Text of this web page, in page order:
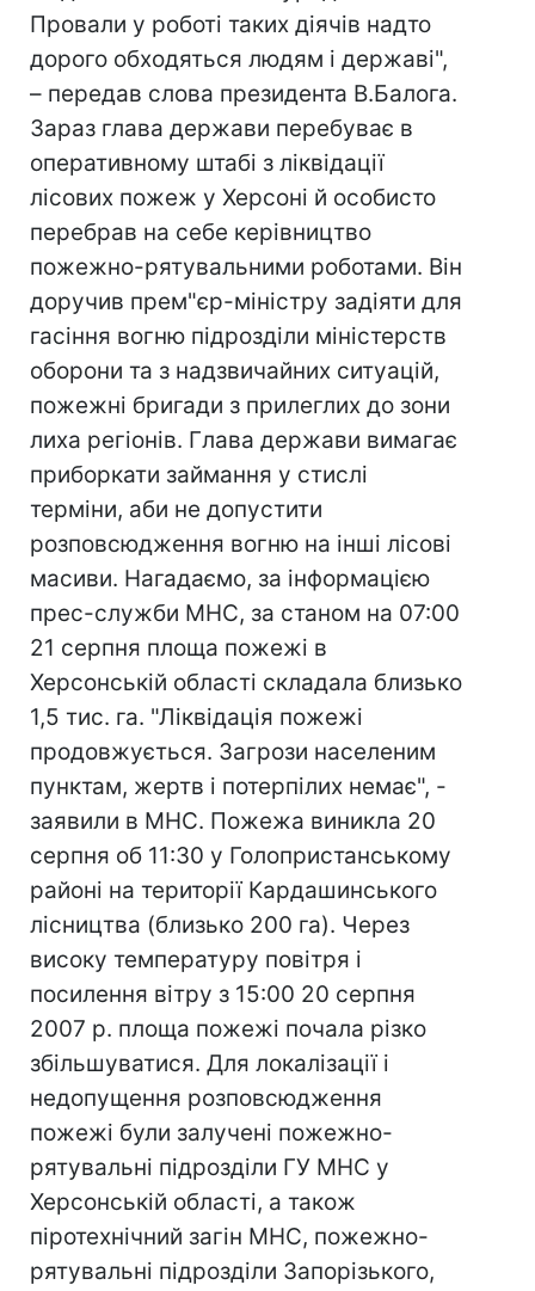
Провали у роботі таких діячів надто
дорого обходяться людям і державі",
– передав слова президента В.Балога.
Зараз глава держави перебуває в
оперативному штабі з ліквідації
лісових пожеж у Херсоні й особисто
перебрав на себе керівництво
пожежно-рятувальними роботами. Він
доручив прем"єр-міністру задіяти для
гасіння вогню підрозділи міністерств
оборони та з надзвичайних ситуацій,
пожежні бригади з прилеглих до зони
лиха регіонів. Глава держави вимагає
приборкати займання у стислі
терміни, аби не допустити
розповсюдження вогню на інші лісові
масиви. Нагадаємо, за інформацією
прес-служби МНС, за станом на 07:00
21 серпня площа пожежі в
Херсонській області складала близько
1,5 тис. га. "Ліквідація пожежі
продовжується. Загрози населеним
пунктам, жертв і потерпілих немає", -
заявили в МНС. Пожежа виникла 20
серпня об 11:30 у Голопристанському
районі на території Кардашинського
лісництва (близько 200 га). Через
високу температуру повітря і
посилення вітру з 15:00 20 серпня
2007 р. площа пожежі почала різко
збільшуватися. Для локалізації і
недопущення розповсюдження
пожежі були залучені пожежно-
рятувальні підрозділи ГУ МНС у
Херсонській області, а також
піротехнічний загін МНС, пожежно-
рятувальні підрозділи Запорізького,